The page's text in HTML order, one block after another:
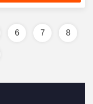
für schwere
6 7 8